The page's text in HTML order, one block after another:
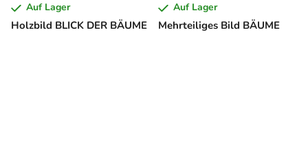
Holzbild BLICK DER BÄUME
Auf Lager
Mehrteiliges Bild BÄUME
Auf Lager